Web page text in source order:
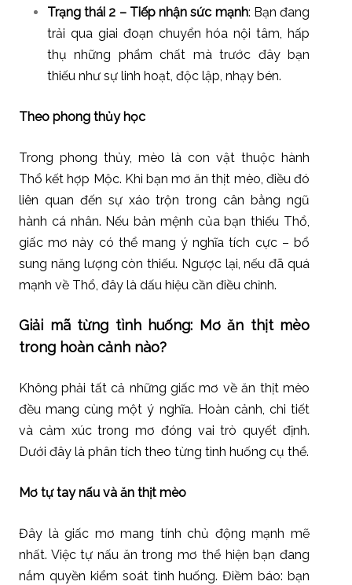
Trạng thái 2 – Tiếp nhận sức mạnh: Bạn đang
trải qua giai đoạn chuyển hóa nội tâm, hấp
thụ những phẩm chất mà trước đây bạn
thiếu như sự linh hoạt, độc lập, nhạy bén.
Theo phong thủy học
Trong phong thủy, mèo là con vật thuộc hành
Thổ kết hợp Mộc. Khi bạn mơ ăn thịt mèo, điều đó
liên quan đến sự xáo trộn trong cân bằng ngũ
hành cá nhân. Nếu bản mệnh của bạn thiếu Thổ,
giấc mơ này có thể mang ý nghĩa tích cực – bổ
sung năng lượng còn thiếu. Ngược lại, nếu đã quá
mạnh về Thổ, đây là dấu hiệu cần điều chỉnh.
Giải mã từng tình huống: Mơ ăn thịt mèo
trong hoàn cảnh nào?
Không phải tất cả những giấc mơ về ăn thịt mèo
đều mang cùng một ý nghĩa. Hoàn cảnh, chi tiết
và cảm xúc trong mơ đóng vai trò quyết định.
Dưới đây là phân tích theo từng tình huống cụ thể.
Mơ tự tay nấu và ăn thịt mèo
Đây là giấc mơ mang tính chủ động mạnh mẽ
nhất. Việc tự nấu ăn trong mơ thể hiện bạn đang
nắm quyền kiểm soát tình huống. Điềm báo: bạn